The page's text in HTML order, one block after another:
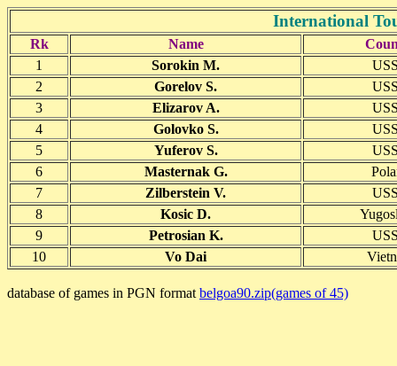
International
Rk Name
1
Sorokin M.
2
Gorelov S.
3
Elizarov A.
4
Golovko S.
5
Yuferov S.
6
Masternak G.
7
Zilberstein V.
8
Kosic D.
9
Petrosian K.
10
Vo Dai
database of games in PGN format belgoa90.zip(games of 45)